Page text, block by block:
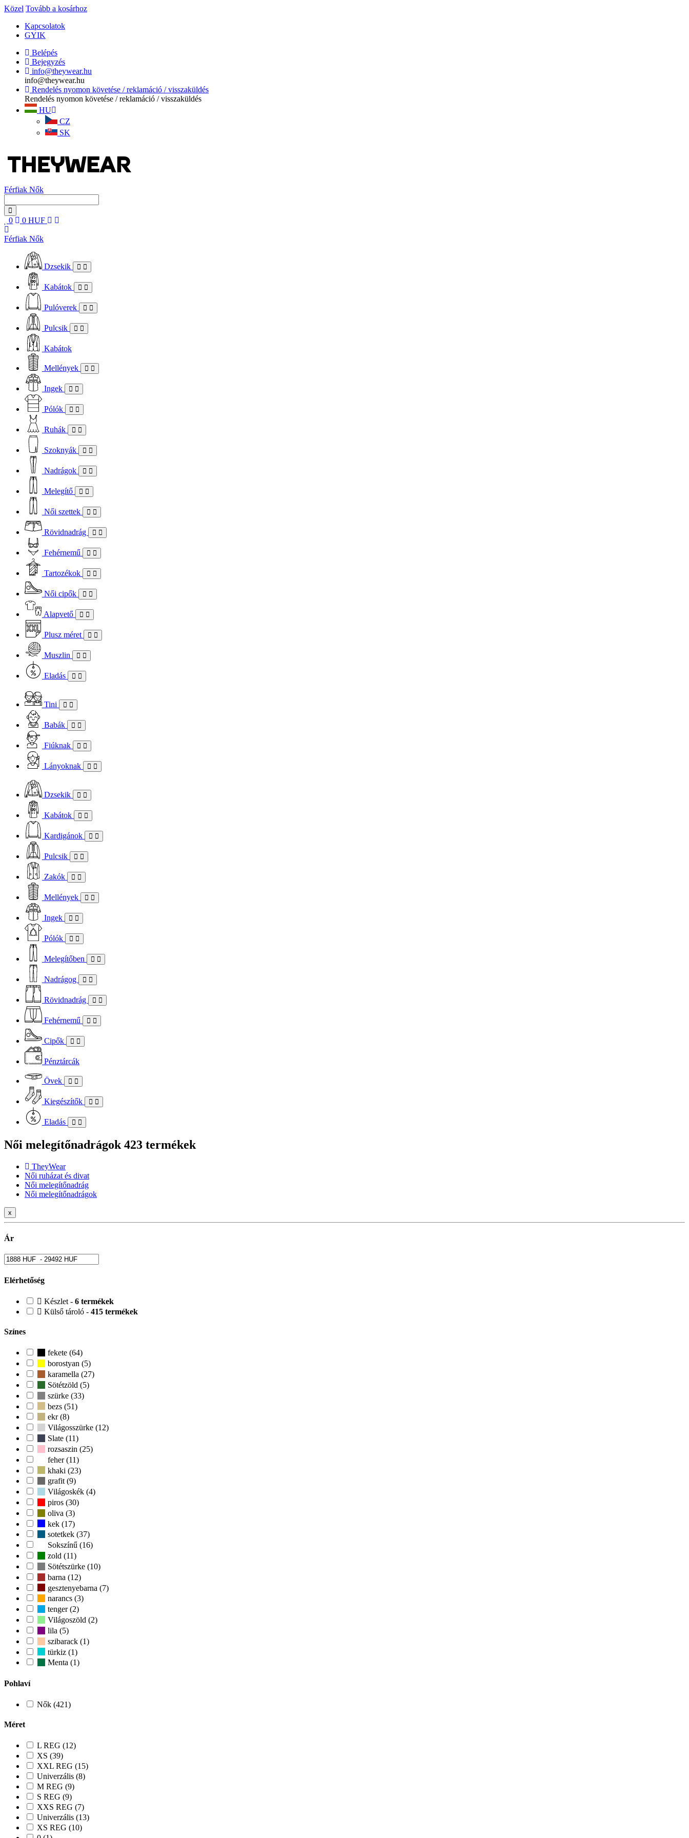
Közel Tovább a kosárhoz
Kapcsolatok
GYIK
Belépés
Bejegyzés
info@theywear.hu
info@theywear.hu
Rendelés nyomon követése / reklamáció / visszaküldés
Rendelés nyomon követése / reklamáció / visszaküldés
HU
CZ
SK
Férfiak Nők
0 0 HUF
Férfiak Nők
Dzsekik
Kabátok
Pulóverek
Pulcsik
Kabátok
Mellények
Ingek
Pólók
Ruhák
Szoknyák
Nadrágok
Melegítő
Női szettek
Rövidnadrág
Fehérnemű
Tartozékok
Női cipők
Alapvető
Plusz méret
Muszlin
Eladás
Tini
Babák
Fiúknak
Lányoknak
Dzsekik
Kabátok
Kardigánok
Pulcsik
Zakók
Mellények
Ingek
Pólók
Melegítőben
Nadrágog
Rövidnadrág
Fehérnemű
Cipők
Pénztárcák
Övek
Kiegészítők
Eladás
Női melegítőnadrágok 423 termékek
TheyWear
Női ruházat és divat
Női melegítőnadrág
Női melegítőnadrágok
x
Ár
Elérhetőség
Készlet - 6 termékek
Külső tároló - 415 termékek
Színes
fekete (64)
borostyan (5)
karamella (27)
Sötétzöld (5)
szürke (33)
bezs (51)
ekr (8)
Világosszürke (12)
Slate (11)
rozsaszin (25)
feher (11)
khaki (23)
grafit (9)
Világoskék (4)
piros (30)
oliva (3)
kek (17)
sotetkek (37)
Sokszínű (16)
zold (11)
Sötétszürke (10)
barna (12)
gesztenyebarna (7)
narancs (3)
tenger (2)
Világoszöld (2)
lila (5)
szibarack (1)
türkiz (1)
Menta (1)
Pohlaví
Nők (421)
Méret
L REG (12)
XS (39)
XXL REG (15)
Univerzális (8)
M REG (9)
S REG (9)
XXS REG (7)
Univerzális (13)
XS REG (10)